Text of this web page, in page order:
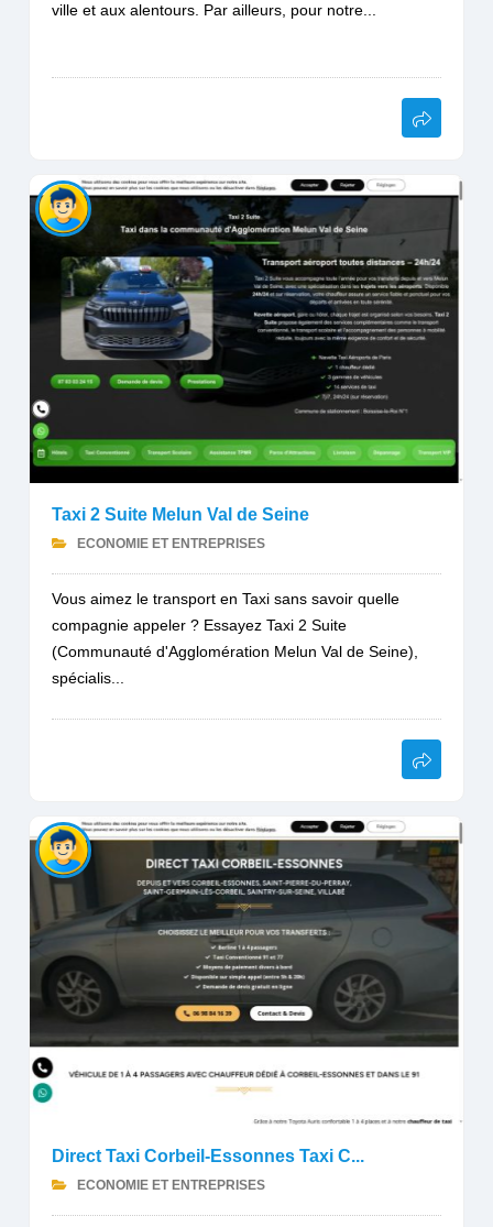
ville et aux alentours. Par ailleurs, pour notre...
Taxi 2 Suite Melun Val de Seine
ECONOMIE ET ENTREPRISES
Vous aimez le transport en Taxi sans savoir quelle
compagnie appeler ? Essayez Taxi 2 Suite
(Communauté d'Agglomération Melun Val de Seine),
spécialis...
Direct Taxi Corbeil-Essonnes Taxi C...
ECONOMIE ET ENTREPRISES